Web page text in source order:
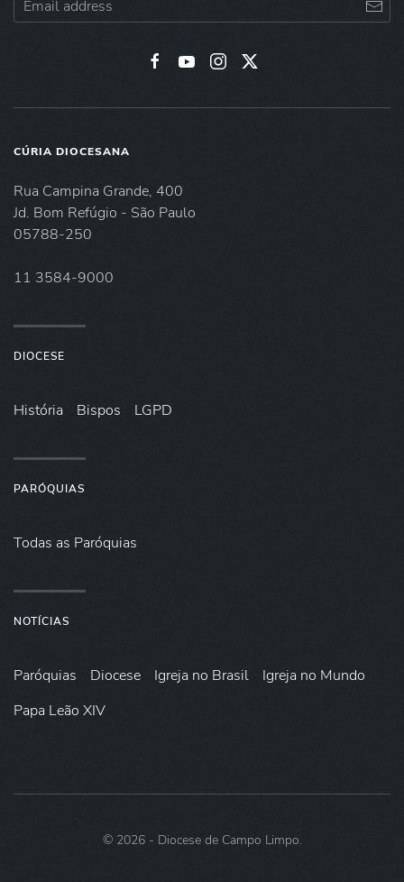
CÚRIA DIOCESANA
Rua Campina Grande, 400
Jd. Bom Refúgio - São Paulo
05788-250
11 3584-9000
DIOCESE
História Bispos LGPD
PARÓQUIAS
Todas as Paróquias
NOTÍCIAS
Paróquias Diocese Igreja no Brasil
Igreja no Mundo
Papa Leão XIV
© 2026- Diocese de Campo Limpo.